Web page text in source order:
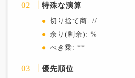
特殊な演算
切り捨て商: //
余り(剰余): %
べき乗: **
優先順位